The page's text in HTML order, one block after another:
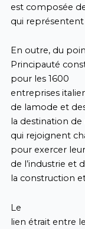
est composée
qui
En outre, du
Principauté
pour les 1600
entreprises
de lamode et
la destination
qui rejoignent
pour exercer
de l’industrie et
la construction
Le
lien étrait entre